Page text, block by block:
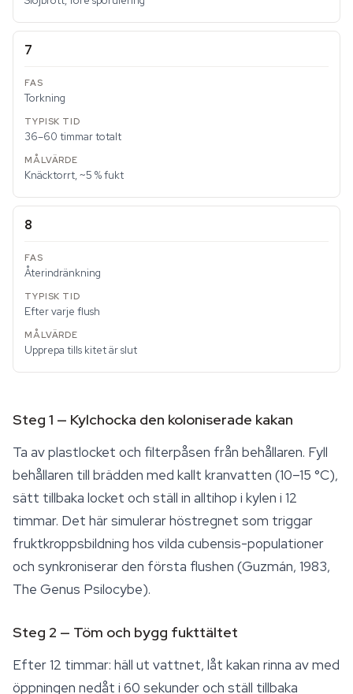
7
Torkning
36–60 timmar totalt
Knäcktorrt, ~5 % fukt
8
Återindränkning
Efter varje flush
Upprepa tills kitet är slut
Steg 1 — Kylchocka den koloniserade kakan
Ta av plastlocket och filterpåsen från behållaren. Fyll
behållaren till brädden med kallt kranvatten (10–15 °C),
sätt tillbaka locket och ställ in alltihop i kylen i 12
timmar. Det här simulerar höstregnet som triggar
fruktkroppsbildning hos vilda cubensis-populationer
och synkroniserar den första flushen (Guzmán, 1983,
The Genus Psilocybe).
Steg 2 — Töm och bygg fukttältet
Efter 12 timmar: häll ut vattnet, låt kakan rinna av med
öppningen nedåt i 60 sekunder och ställ tillbaka